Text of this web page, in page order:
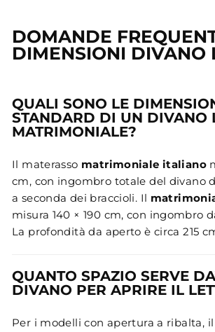
DOMANDE
DIMENSIONI DIVANO
QUALI SONO LE
STANDARD DI UN DIVANO
MATRIMONIALE?
Il materasso matrimoniale italiano
cm, con ingombro totale del divano
a seconda dei braccioli. Il
misura 140 × 190 cm, con ingombro
La profondità da aperto è circa 215
QUANTO SPAZIO SERVE
DIVANO PER APRIRE IL
Per i modelli con apertura a ribalta, il